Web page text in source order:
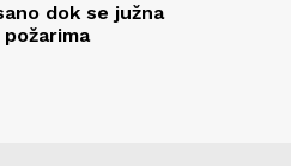
dok se južna